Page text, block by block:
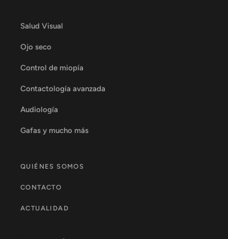
Salud Visual
Ojo seco
Control de miopía
Contactología avanzada
Audiología
Gafas y mucho más
QUIÉNES SOMOS
CONTACTO
ACTUALIDAD